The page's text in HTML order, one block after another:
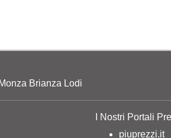
Brianza Lodi
I Nostri Portali
piuprezzi.it